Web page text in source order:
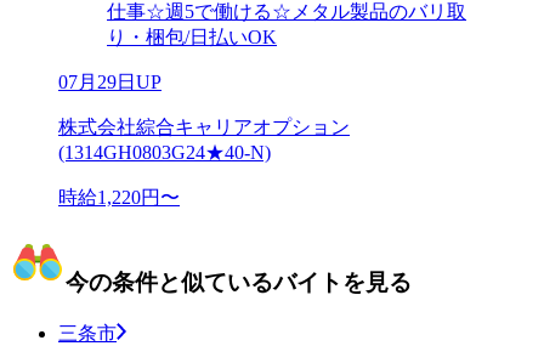
仕事☆週5で働ける☆メタル製品のバリ取
り・梱包/日払いOK
07月29日UP
株式会社綜合キャリアオプション
(1314GH0803G24★40-N)
時給1,220円〜
今の条件と似ているバイトを見る
三条市